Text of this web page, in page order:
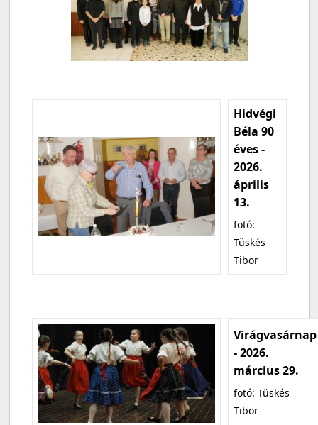
Hidvégi
Béla 90
éves -
2026.
április
13.
fotó:
Tüskés
Tibor
Virágvasárnap
- 2026.
március 29.
fotó: Tüskés
Tibor